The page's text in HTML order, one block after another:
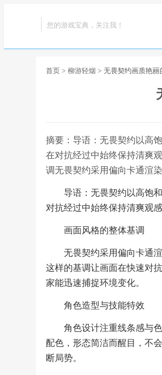
您的游戏宝典，关注我！
首页 > 柳游轻烟 > 无畏契约画质艳丽
摘要：导语：无畏契约以高
在对抗经过中始终保持清爽
调无畏契约采用偏向卡通渲
导语：无畏契约以高饱
对抗经过中始终保持清爽观
画面风格的整体基调
无畏契约采用偏向卡通
这样的基调让画面在快速对
家能迅速捕捉环境变化。
角色造型与技能特效
角色设计注重线条感与
配色，形态简洁而醒目，不
断局势。